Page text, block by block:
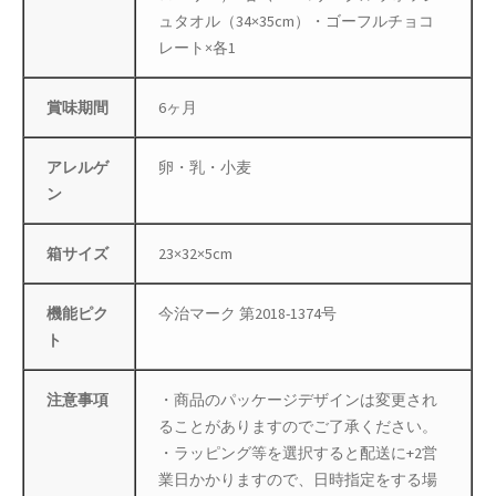
父の日特集
秋 セール
秋服ファッション特集
購入手続き
返金および返品ポリシー
ュタオル（34×35cm）・ゴーフルチョコ
レート×各1
賞味期間 6ヶ月
アレルゲ
ン
卵・乳・小麦
箱サイズ 23×32×5cm
機能ピク
ト
今治マーク 第2018-1374号
注意事項
・商品のパッケージデザインは変更され
ることがありますのでご了承ください。
・ラッピング等を選択すると配送に+2営
業日かかりますので、日時指定をする場